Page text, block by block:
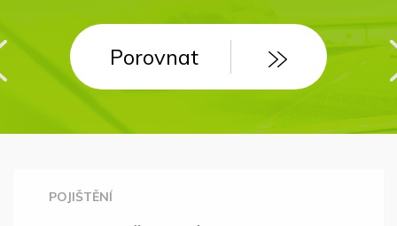
Porovnat
Porovnat
POJIŠTĚNÍ